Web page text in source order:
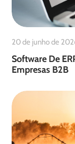
20 de junho de
Software De
Empresas B2B